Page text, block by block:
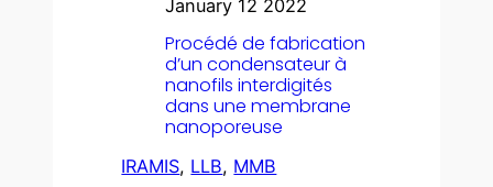
January 12 2022
Procédé de fabrication
d’un condensateur à
nanofils interdigités
dans une membrane
nanoporeuse
IRAMIS, LLB, MMB